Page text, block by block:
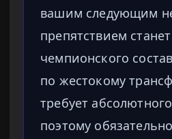
вашим следующим
препятствием
чемпионского
по жестокому
требует
поэтому